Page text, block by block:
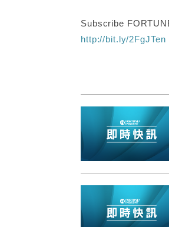
Subscribe
http://bit.ly/2FgJTen